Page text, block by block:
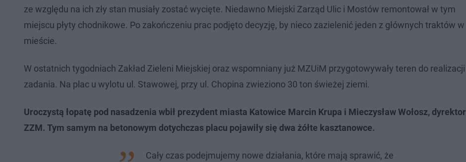
ze względu na ich zły stan musiały zostać wycięte. Niedawno Miejski Zarząd Ulic i Mostów remontował w tym
miejscu płyty chodnikowe. Po zakończeniu prac podjęto decyzję, by nieco zazielenić jeden z głównych traktów w
mieście.
W ostatnich tygodniach Zakład Zieleni Miejskiej oraz wspomniany już MZUiM przygotowywały teren do realizacji
zadania. Na plac u wylotu ul. Stawowej, przy ul. Chopina zwieziono 30 ton świeżej ziemi.
Uroczystą łopatę pod nasadzenia wbił prezydent miasta Katowice Marcin Krupa i Mieczysław Wołosz, dyrektor
ZZM. Tym samym na betonowym dotychczas placu pojawiły się dwa żółte kasztanowce.
Cały czas podejmujemy nowe działania, które mają sprawić, że